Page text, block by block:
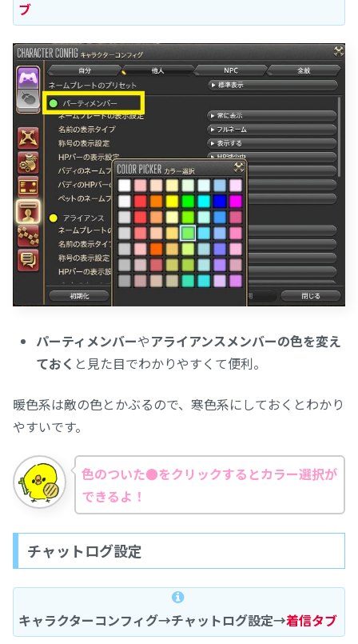
ブ
パーティメンバーやアライアンスメンバーの色を変え
ておく と見た目でわかりやすくて便利。
暖色系は敵の色とかぶるので、寒色系にしておくとわかり
やすいです。
色のついた●をクリックするとカラー選択が
できるよ！
チャットログ設定
キャラクターコンフィグ→チャットログ設定→着信タブ